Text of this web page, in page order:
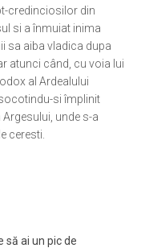
credinciosilor din
si a înmuiat inima
sa aiba vladica dupa
atunci când, cu voia lui
al Ardealului
si împlinit
unde s-a
ceresti.
să ai un pic de